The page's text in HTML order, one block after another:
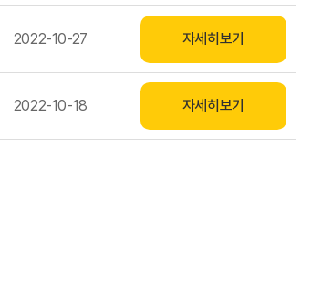
2022-10-27 자세히보기
2022-10-18 자세히보기